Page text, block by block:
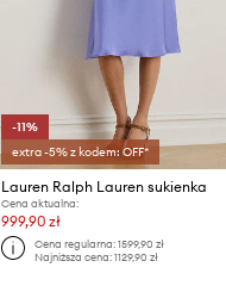
-11%
extra -5% z kodem: OFF*
Lauren Ralph Lauren sukienka
Cena aktualna:
999,90 zł
Cena regularna: 1599,90 zł
Najniższa cena: 1129,90 zł